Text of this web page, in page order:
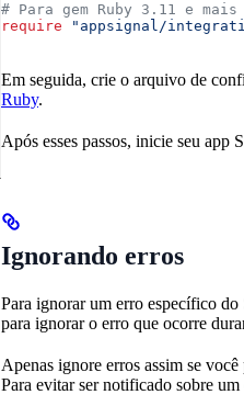
# Para gem Ruby 3.11 e
require "appsignal/
Em seguida, crie o arquivo de
Ruby.
Após esses passos, inicie seu app
Ignorando erros
Para ignorar um erro específico
para ignorar o erro que ocorre
Apenas ignore erros assim se
Para evitar ser notificado sobre